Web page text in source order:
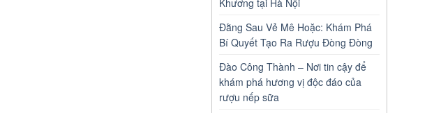
Đằng Sau Vẻ Mê Hoặc: Khám Phá
Bí Quyết Tạo Ra Rượu Đòng Đòng
Đào Công Thành – Nơi tin cậy để
khám phá hương vị độc đáo của
rượu nếp sữa